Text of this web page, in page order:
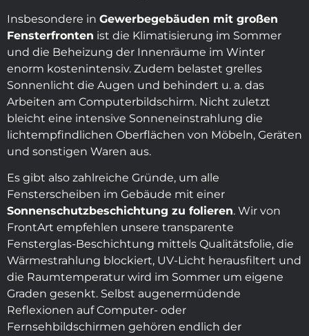
Insbesondere in Gewerbegebäuden mit großen
Fensterfronten ist die Klimatisierung im Sommer
und die Beheizung der Innenräume im Winter
enorm kostenintensiv. Zudem belastet grelles
Sonnenlicht die Augen und behindert u. a. das
Arbeiten am Computerbildschirm. Nicht zuletzt
bleicht eine intensive Sonneneinstrahlung die
lichtempfindlichen Oberflächen von Möbeln, Geräten
und sonstigen Waren aus.
Es gibt also zahlreiche Gründe, um alle
Fensterscheiben im Gebäude mit einer
Sonnenschutzbeschichtung zu folieren. Wir von
FrontArt empfehlen unsere transparente
Fensterglas-Beschichtung mittels Qualitätsfolie, die
Wärmestrahlung blockiert, UV-Licht herausfiltert und
die Raumtemperatur wird im Sommer um eigene
Graden gesenkt. Selbst augenermüdende
Reflexionen auf Computer- oder
Fernsehbildschirmen gehören endlich der